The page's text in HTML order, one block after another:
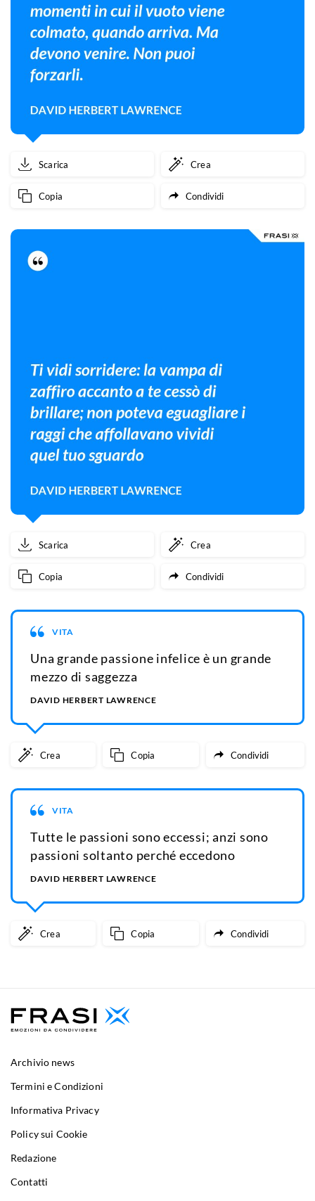
Scarica Crea
Copia Condividi
Scarica Crea
Copia Condividi
VITA
Una grande passione infelice è un grande
mezzo di saggezza
DAVID HERBERT LAWRENCE
Crea Copia Condividi
VITA
Tutte le passioni sono eccessi; anzi sono
passioni soltanto perché eccedono
DAVID HERBERT LAWRENCE
Crea Copia Condividi
Archivio news
Termini e Condizioni
Informativa Privacy
Policy sui Cookie
Redazione
Contatti